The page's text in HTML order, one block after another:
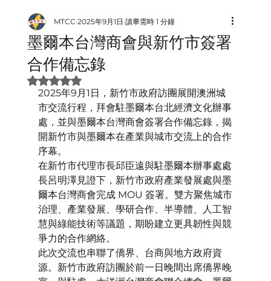
墨爾本台灣商會與新竹市簽署
合作備忘錄
MTCC 2025年9月1日 讀畢需時 1 分鐘
評等為 NaN（最高為 5 顆星）。
2025年9月1日，新竹市政府訪團展開澳洲城
市交流行程，拜會駐墨爾本台北經濟文化辦事
處，並與墨爾本台灣商會簽署合作備忘錄，揭
開新竹市與墨爾本在產業與城市交流上的合作
序幕。
在新竹市代理市長邱臣遠與駐墨爾本辦事處處
長呂明澤見證下，新竹市政府產業發展處與墨
爾本台灣商會完成 MOU 簽署。雙方聚焦城市
治理、產業發展、學研合作、半導體、人工智
慧與綠能技術等議題，期盼建立更具韌性與競
爭力的合作網絡。
此次交流也串聯了僑界、台商與地方政府資
源。新竹市政府訪團於前一日晚間出席僑界晚